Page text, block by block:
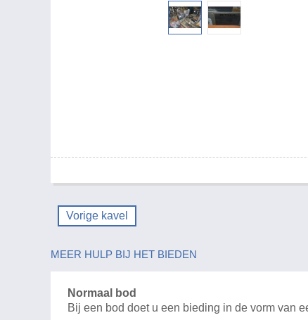
Vorige kavel
MEER HULP BIJ HET BIEDEN
Normaal bod
Bij een bod doet u een bieding in de vorm van